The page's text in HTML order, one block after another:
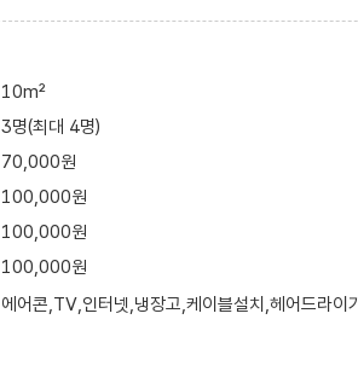
10m²
3명(최대 4명)
70,000원
100,000원
100,000원
100,000원
에어콘,TV,인터넷,냉장고,케이블설치,헤어드라이기